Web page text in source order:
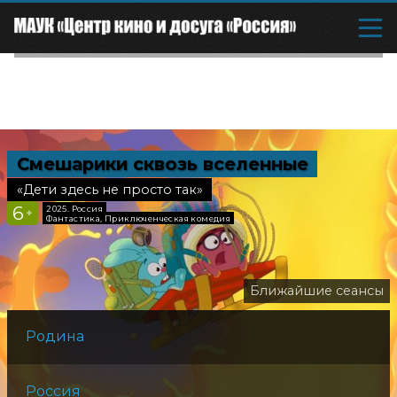
сеансы
Смешарики сквозь вселенные
«Дети здесь не просто так»
6 +
2025, Россия
Фантастика, Приключенческая комедия
Ближайшие сеансы
Родина
Россия
2026,
Родина